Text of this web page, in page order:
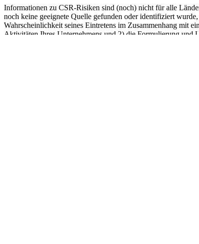
Informationen zu CSR-Risiken sind (noch) nicht für alle
noch keine geeignete Quelle gefunden oder identifiziert
Wahrscheinlichkeit seines Eintretens im Zusammenhang mit
Aktivitäten Ihres Unternehmens und 2) die Formulierung und